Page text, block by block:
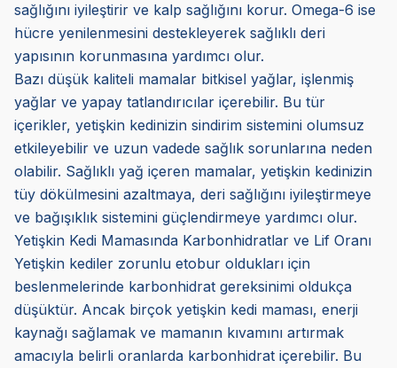
sağlığını iyileştirir ve kalp sağlığını korur. Omega-6 ise
hücre yenilenmesini destekleyerek sağlıklı deri
yapısının korunmasına yardımcı olur.
Bazı düşük kaliteli mamalar bitkisel yağlar, işlenmiş
yağlar ve yapay tatlandırıcılar içerebilir. Bu tür
içerikler, yetişkin kedinizin sindirim sistemini olumsuz
etkileyebilir ve uzun vadede sağlık sorunlarına neden
olabilir. Sağlıklı yağ içeren mamalar, yetişkin kedinizin
tüy dökülmesini azaltmaya, deri sağlığını iyileştirmeye
ve bağışıklık sistemini güçlendirmeye yardımcı olur.
Yetişkin Kedi Mamasında Karbonhidratlar ve Lif Oranı
Yetişkin kediler zorunlu etobur oldukları için
beslenmelerinde karbonhidrat gereksinimi oldukça
düşüktür. Ancak birçok yetişkin kedi maması, enerji
kaynağı sağlamak ve mamanın kıvamını artırmak
amacıyla belirli oranlarda karbonhidrat içerebilir. Bu